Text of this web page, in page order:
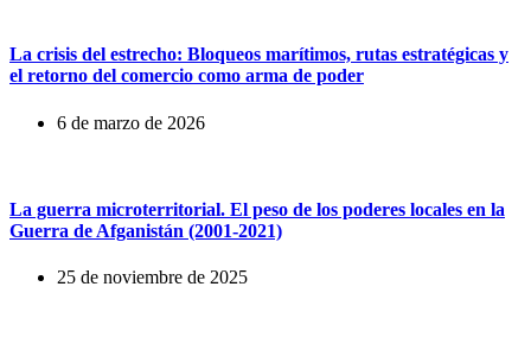
La crisis del estrecho: Bloqueos marítimos, rutas estratégicas y
el retorno del comercio como arma de poder
6 de marzo de 2026
La guerra microterritorial. El peso de los poderes locales en la
Guerra de Afganistán (2001-2021)
25 de noviembre de 2025